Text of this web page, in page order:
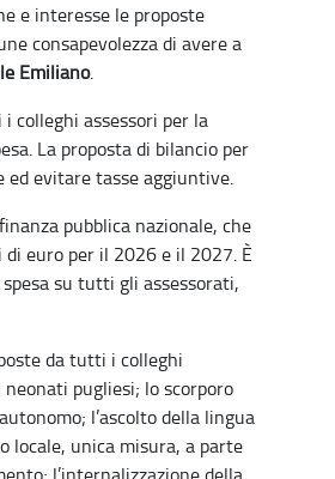
e interesse le proposte
consapevolezza di avere a
Emiliano.
colleghi assessori per la
La proposta di bilancio per
evitare tasse aggiuntive.
pubblica nazionale, che
euro per il 2026 e il 2027. È
su tutti gli assessorati,
da tutti i colleghi
pugliesi; lo scorporo
l’ascolto della lingua
locale, unica misura, a parte